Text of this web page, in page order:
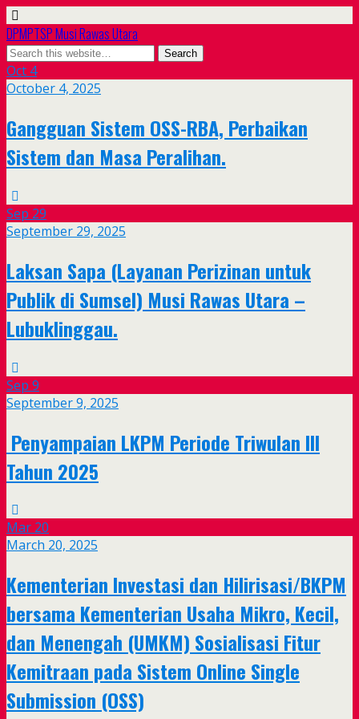
DPMPTSP Musi Rawas Utara
Oct 4
October 4, 2025
Gangguan Sistem OSS-RBA, Perbaikan
Sistem dan Masa Peralihan.
Sep 29
September 29, 2025
Laksan Sapa (Layanan Perizinan untuk
Publik di Sumsel) Musi Rawas Utara –
Lubuklinggau.
Sep 9
September 9, 2025
Penyampaian LKPM Periode Triwulan III
Tahun 2025
Mar 20
March 20, 2025
Kementerian Investasi dan Hilirisasi/BKPM
bersama Kementerian Usaha Mikro, Kecil,
dan Menengah (UMKM) Sosialisasi Fitur
Kemitraan pada Sistem Online Single
Submission (OSS)